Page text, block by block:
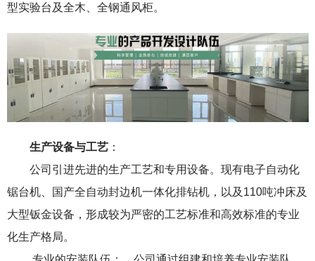
型实验台及全木、全钢通风柜。
生产设备与工艺：
公司引进先进的生产工艺和专用设备。现有电子自动化
锯台机、国产全自动封边机一体化排钻机，以及110吨冲床及
大型钣金设备，形成较为严密的工艺标准和高效标准的专业
化生产格局。